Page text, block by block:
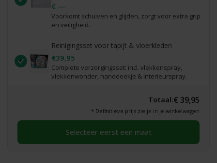
€ —
Voorkomt schuiven en glijden, zorgt voor extra grip
en veiligheid.
Reinigingsset voor tapijt & vloerkleden
€39,95
Complete verzorgingsset: incl. vlekkenspray,
vlekkenwonder, handdoekje & interieurspray.
Totaal:€ 39,95
* Definitieve prijs zie je in je winkelwagen
Selecteer eerst een maat